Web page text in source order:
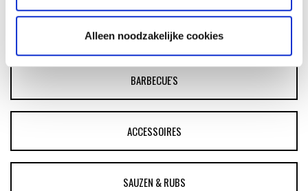
Alleen noodzakelijke cookies
ASSORTIMENT
BARBECUE'S
ACCESSOIRES
SAUZEN & RUBS